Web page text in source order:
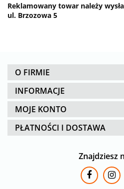
Reklamowany towar należy
ul. Brzozowa 5
O FIRMIE
INFORMACJE
MOJE KONTO
PŁATNOŚCI I DOSTAWA
Znajdziesz